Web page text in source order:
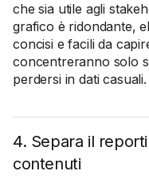
che sia utile agli
grafico è ridondante,
concisi e facili da
concentreranno solo
perdersi in dati casuali.
4. Separa il
contenuti